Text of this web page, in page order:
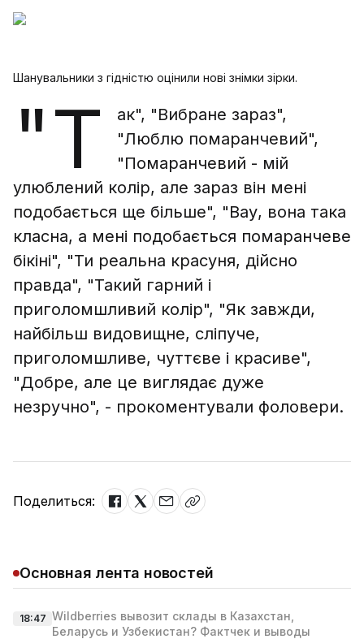
Шанувальники з гідністю оцінили нові знімки зірки.
"Т
ак", "Вибране зараз",
"Люблю помаранчевий",
"Помаранчевий - мій
улюблений колір, але зараз він мені
подобається ще більше", "Вау, вона така
класна, а мені подобається помаранчеве
бікіні", "Ти реальна красуня, дійсно
правда", "Такий гарний і
приголомшливий колір", "Як завжди,
найбільш видовищне, сліпуче,
приголомшливе, чуттєве і красиве",
"Добре, але це виглядає дуже
незручно", - прокоментували фоловери.
Поделиться:
Основная лента новостей
18:47 Wildberries вывозит склады в Казахстан,
Беларусь и Узбекистан? Фактчек и выводы